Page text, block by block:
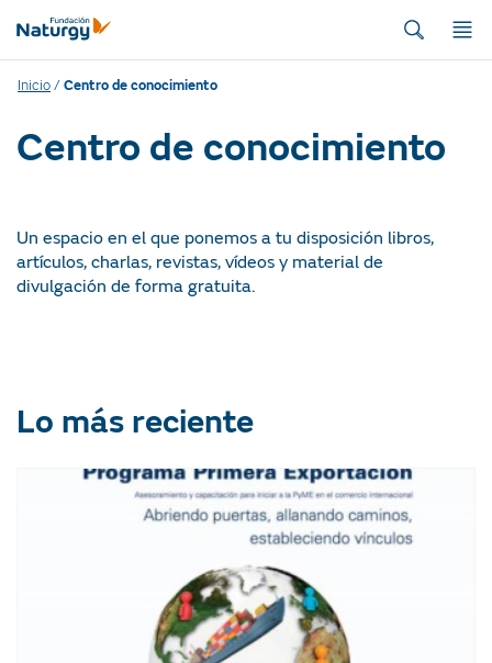
Inicio/Centro de conocimiento
Centro de conocimiento
Un espacio en el que ponemos a tu disposición libros,
artículos, charlas, revistas, vídeos y material de
divulgación de forma gratuita.
Lo más reciente